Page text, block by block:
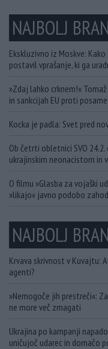
NAJBOLJ
Ekskluzivno iz Moskve:
postavil vprašanje, ki ga
»Zdaj lahko crknem!«
in sankcijah EU proti
Kocka je padla: Svet pred
Ob četrti obletnici SVO
ukrajinskim neonacistom in
O filmu »Glasba za vojaški
»likajo« javno podobo
NAJBOLJ
Krvava skrivnost v Kuvajtu:
agenti?
»Nemogoče jih prestreči«:
ne more več zmagati
Ukrajina po kampanji
uničujoč udarec in domačo